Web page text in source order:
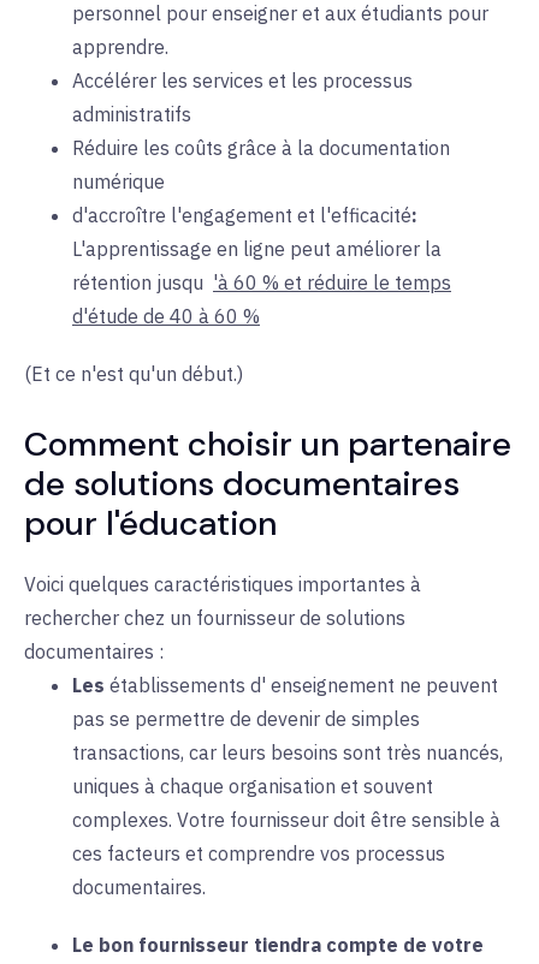
personnel pour enseigner et aux étudiants pour
apprendre.
Accélérer les services et les processus
administratifs
Réduire les coûts grâce à la documentation
numérique
d'accroître l'engagement et l'efficacité:
L'apprentissage en ligne peut améliorer la
rétention jusqu 'à 60 % et réduire le temps
d'étude de 40 à 60 %
(Et ce n'est qu'un début.)
Comment choisir un partenaire
de solutions documentaires
pour l'éducation
Voici quelques caractéristiques importantes à
rechercher chez un fournisseur de solutions
documentaires :
Les établissements d' enseignement ne peuvent
pas se permettre de devenir de simples
transactions, car leurs besoins sont très nuancés,
uniques à chaque organisation et souvent
complexes. Votre fournisseur doit être sensible à
ces facteurs et comprendre vos processus
documentaires.
Le bon fournisseur tiendra compte de votre